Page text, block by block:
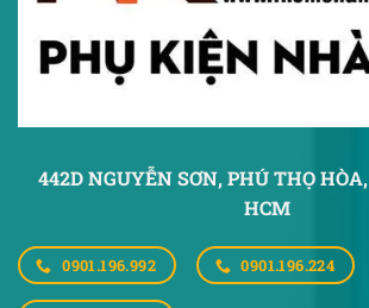
442D NGUYỄN SƠN, PHÚ THỌ HÒA,
HCM
0901.196.992 0901.196.224